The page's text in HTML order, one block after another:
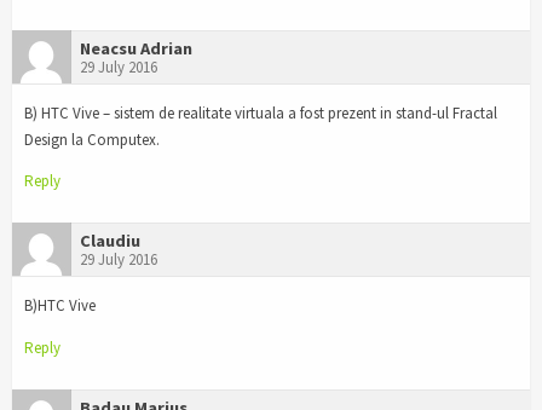
Neacsu Adrian
29 July 2016
B) HTC Vive – sistem de realitate virtuala a fost prezent in stand-ul Fractal
Design la Computex.
Reply
Claudiu
29 July 2016
B)HTC Vive
Reply